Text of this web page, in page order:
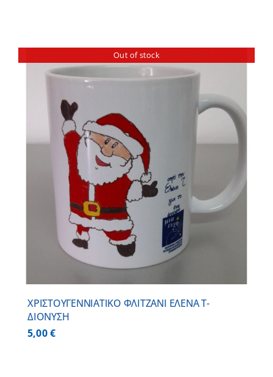
Out of stock
ΧΡΙΣΤΟΥΓΕΝΝΙΑΤΙΚΟ ΦΛΙΤΖΑΝΙ ΕΛΕΝΑ Τ-
ΔΙΟΝΥΣΗ
5,00€